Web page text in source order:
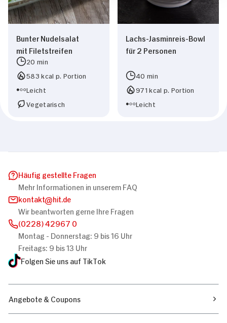
Bunter Nudelsalat
mit Filetstreifen
20 min
583 kcal p. Portion
Leicht
Vegetarisch
Lachs-Jasminreis-Bowl
für 2 Personen
40 min
971 kcal p. Portion
Leicht
Häufig gestellte Fragen
Mehr Informationen in unserem FAQ
kontakt
hit.de
Wir beantworten gerne Ihre Fragen
(0228) 42967 0
Montag - Donnerstag: 9 bis 16 Uhr
Freitags: 9 bis 13 Uhr
Folgen Sie uns auf TikTok
Angebote & Coupons